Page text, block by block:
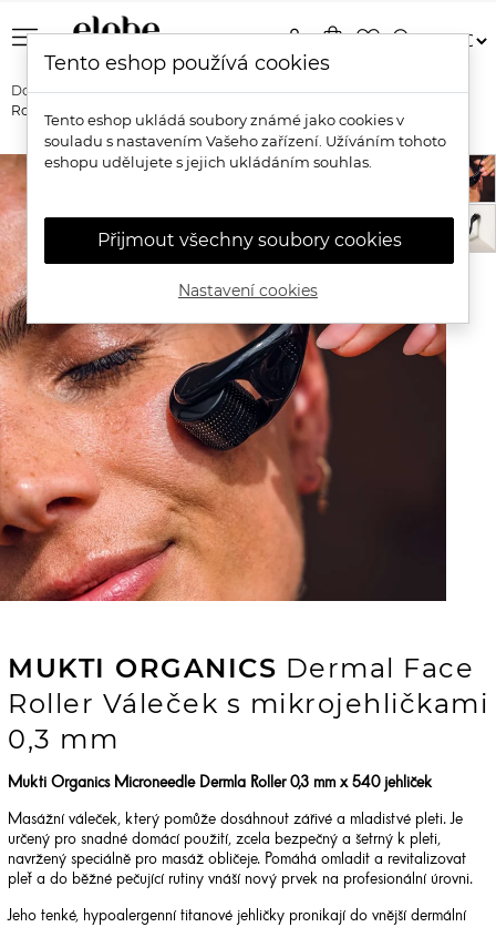
menu shopping_bagfavorite_bordersearch
person
Domů Značky Mukti Organics
Mukti Organics Dermal Face
Roller Váleček s mikrojehličkami 0,3 mm
MUKTI ORGANICS Dermal Face
Roller Váleček s mikrojehličkami
0,3 mm
Mukti Organics Microneedle Dermla Roller 0,3 mm x 540 jehliček
Masážní váleček, který pomůže dosáhnout zářivé a mladistvé pleti. Je
určený pro snadné domácí použití, zcela bezpečný a šetrný k pleti,
navržený speciálně pro masáž obličeje. Pomáhá omladit a revitalizovat
pleť a do běžné pečující rutiny vnáší nový prvek na profesionální úrovni.
Jeho tenké, hypoalergenní titanové jehličky pronikají do vnější dermální
Tento eshop používá cookies
Tento eshop ukládá soubory známé jako cookies v
souladu s nastavením Vašeho zařízení. Užíváním tohoto
eshopu udělujete s jejich ukládáním souhlas.
Přijmout všechny soubory cookies
Nastavení cookies